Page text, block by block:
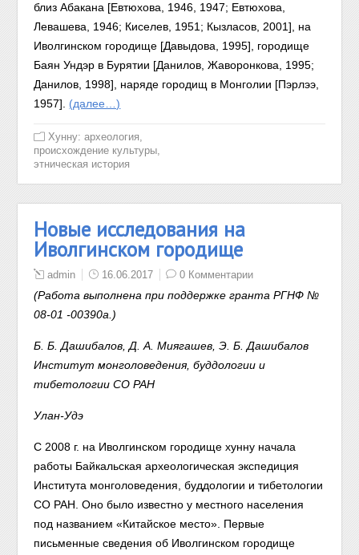
близАбакана [Евтюхова, 1946, 1947; Евтюхова,
Левашева, 1946; Киселев, 1951; Кызласов, 2001], на
Иволгинском городище [Давыдова
1995], городище
Баян Ундэр в Бурятии [Данилов, Жаворонкова, 1995;
Данилов, 1998], наряде городищ в Монголии [Пэрлээ,
1957].
(далее…)
Хунну: археология,
происхождение культуры,
этническая история
Новые исследования на
Иволгинском городище
admin 16.06.2017 0 Комментарии
(Работа выполнена при поддержке гранта РГНФ №
08-01 -00390а.)
Б. Б. Дашибалов, Д. А. Миягашев, Э. Б. Дашибалов
Институт монголоведения, буддологии и
тибетологии СО РАН
Улан-Удэ
С 2008 г. на Иволгинском городище хунну начала
работы Байкальскаяархеологическая экспедиция
Института монголоведения,буддологии и тибетологии
СО РАН. Оно было известно у местного населения
под названием «Китайское место». Первые
письменные сведения об Иволгинском городище